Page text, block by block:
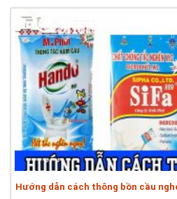
Hướng dẫn cách thông bồn cầu